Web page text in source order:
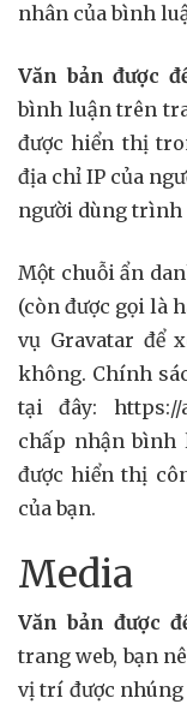
nhân của bình
Văn bản được
bình luận trên
được hiển thị
địa chỉ IP của
người dùng trình
Một chuỗi ẩn
(còn được gọi là
vụ Gravatar để
không. Chính
tại đây: https://
chấp nhận bình
được hiển thị
của bạn.
Media
Văn bản được
trang web, bạn
vị trí được nhúng